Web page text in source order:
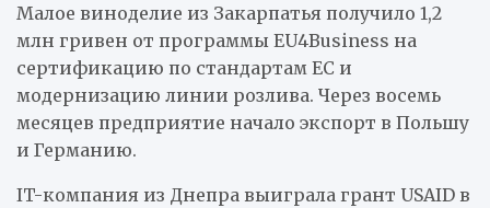
Малое виноделие из Закарпатья получило 1,2
млн гривен от программы EU4Business на
сертификацию по стандартам ЕС и
модернизацию линии розлива. Через восемь
месяцев предприятие начало экспорт в Польшу
и Германию.
IT-компания из Днепра выиграла грант USAID в